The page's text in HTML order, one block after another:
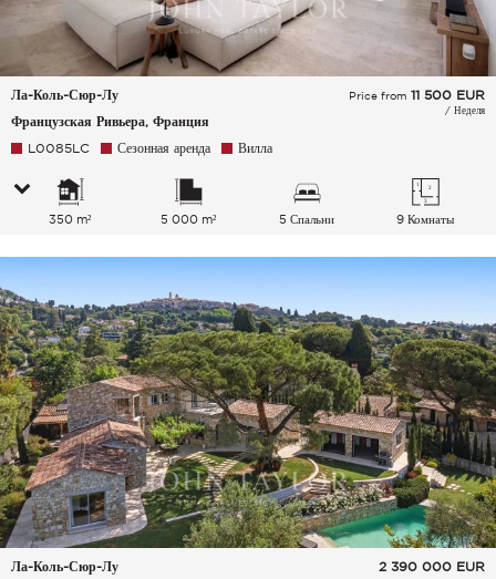
Ла-Коль-Сюр-Лу
Французская Ривьера, Франция
Price from 11 500 EUR
/ Неделя
L0085LC Сезонная аренда Вилла
350 m² 5 000 m² 5 Спальни 9 Комнаты
Ла-Коль-Сюр-Лу 2 390 000 EUR